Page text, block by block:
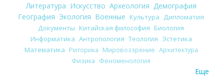
Литература Искусство Археология Демография
География Экология Военные Культура
Дипломатия
Документы Китайская философия Биология
Информатика Антропология Теология Эстетика
Математика Риторика Мировоззрение Архитектура
Физика Феноменология
Еще